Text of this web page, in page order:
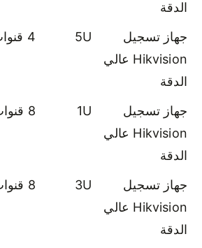
الدقة
جهاز تسجيل
Hikvision عالي
الدقة
5U 4 قنوات
جهاز تسجيل
Hikvision عالي
الدقة
1U 8 قنوات
جهاز تسجيل
Hikvision عالي
الدقة
3U 8 قنوات